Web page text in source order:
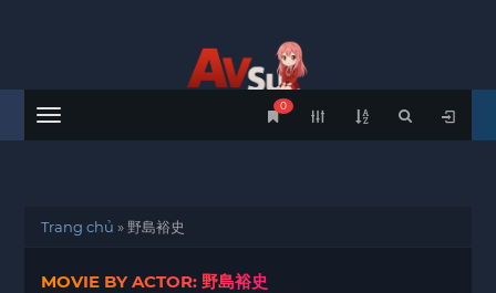
Menu
0
Trang chủ » 野島裕史
MOVIE BY ACTOR: 野島裕史